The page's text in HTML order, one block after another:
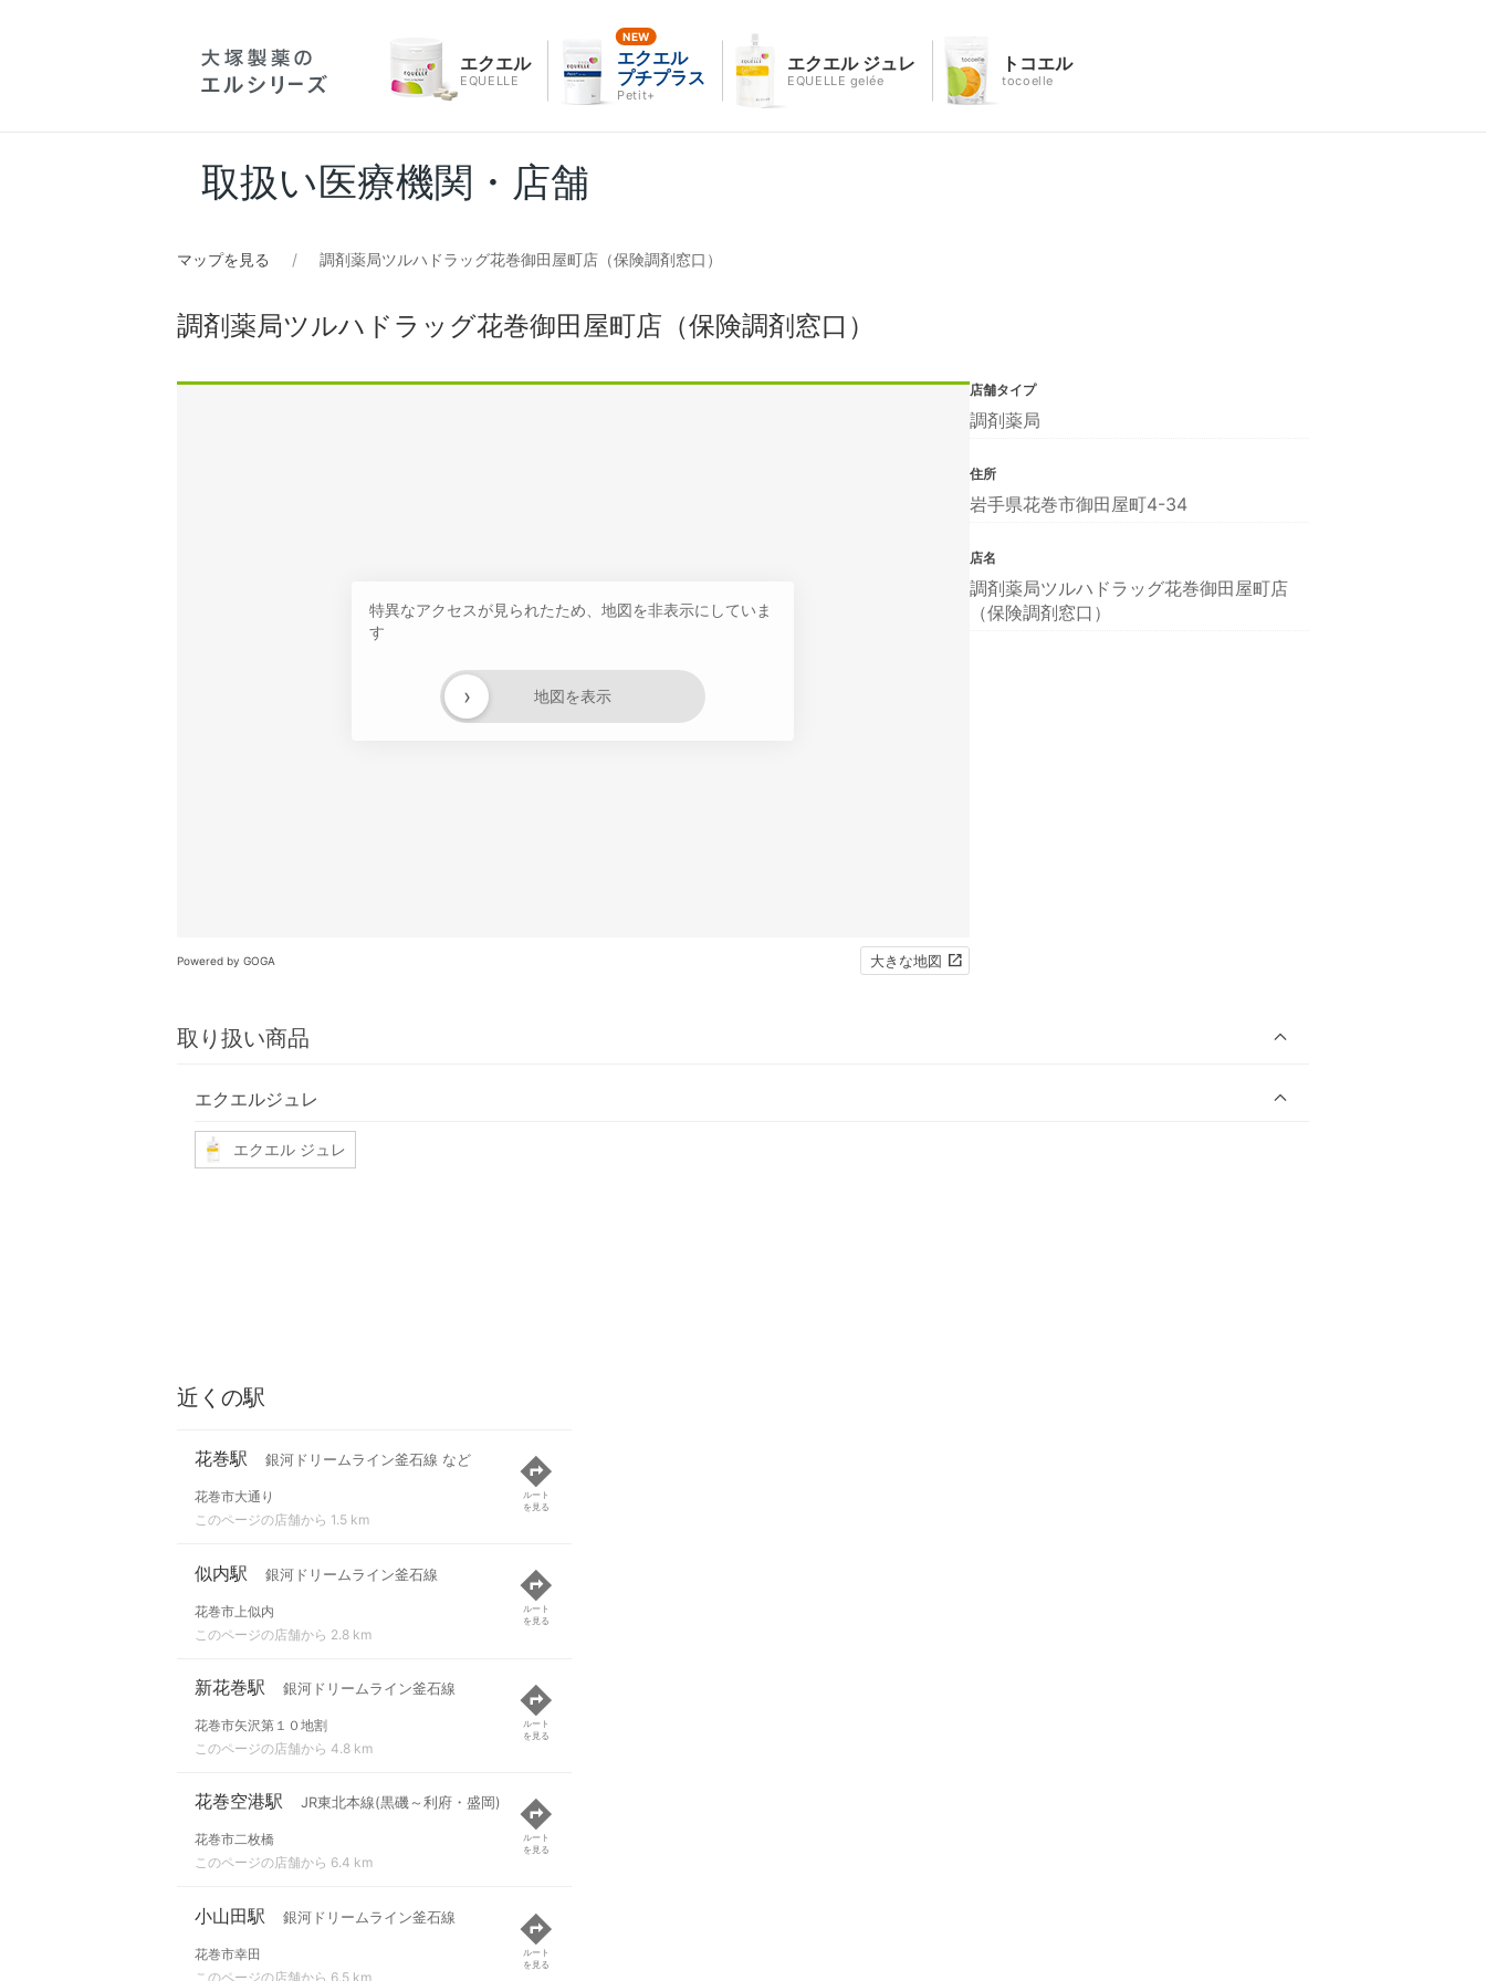
エクエル
EQUELLE
エクエル
プチプラス
Petit+
エクエル ジュレ
EQUELLE gelée
トコエル
tocoelle
取扱い医療機関・店舗
マップを見る 調剤薬局ツルハドラッグ花巻御田屋町店（保険調剤窓口）
調剤薬局ツルハドラッグ花巻御田屋町店（保険調剤窓口）
特異なアクセスが見られたため、地図を非表示にしていま
す
地図を表示
›
Powered by GOGA 大きな地図
取り扱い商品
エクエルジュレ
エクエル ジュレ
店舗タイプ
調剤薬局
住所
岩手県花巻市御田屋町4-34
店名
調剤薬局ツルハドラッグ花巻御田屋町店
（保険調剤窓口）
近くの駅
花巻駅 銀河ドリームライン釜石線 など
花巻市大通り
このページの店舗から 1.5 km
ルート
を見る
似内駅 銀河ドリームライン釜石線
花巻市上似内
このページの店舗から 2.8 km
ルート
を見る
新花巻駅 銀河ドリームライン釜石線
花巻市矢沢第１０地割
このページの店舗から 4.8 km
ルート
を見る
花巻空港駅 JR東北本線(黒磯～利府・盛岡)
花巻市二枚橋
このページの店舗から 6.4 km
ルート
を見る
小山田駅 銀河ドリームライン釜石線
花巻市幸田
このページの店舗から 6.5 km
ルート
を見る